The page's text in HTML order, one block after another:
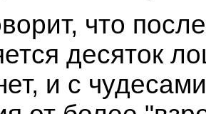
что
десяток
и с